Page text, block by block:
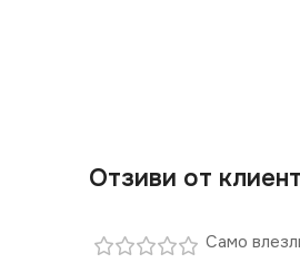
Отзиви от
Само